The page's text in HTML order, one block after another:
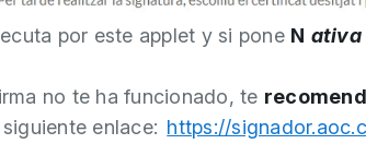
por este applet y si pone N ativa
no te ha funcionado, te
enlace: https://